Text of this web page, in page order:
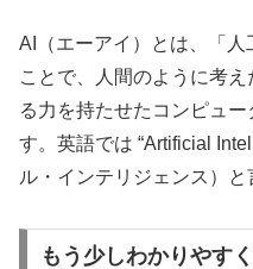
AI（エーアイ）とは、「
ことで、人間のように考
る力を持たせたコンピュ
す。英語では “Artificial
ル・インテリジェンス）と
もう少しわかりやす